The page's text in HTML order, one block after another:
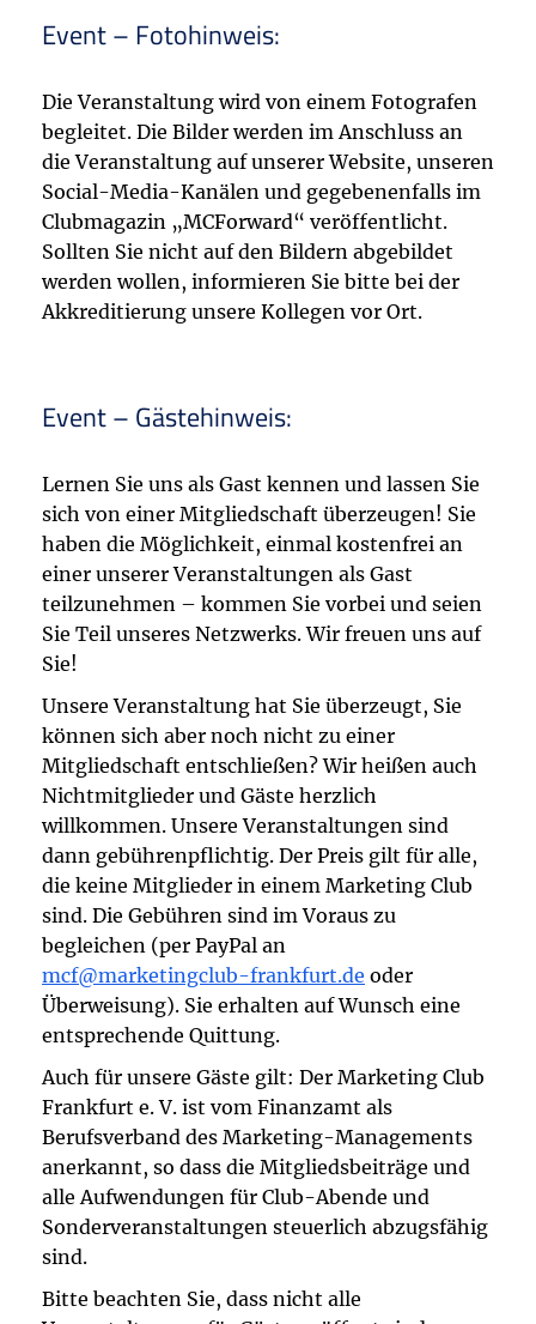
Event – Fotohinweis:
Die Veranstaltung wird von einem Fotografen
begleitet. Die Bilder werden im Anschluss an
die Veranstaltung auf unserer Website, unseren
Social-Media-Kanälen und gegebenenfalls im
Clubmagazin „MCForward“ veröffentlicht.
Sollten Sie nicht auf den Bildern abgebildet
werden wollen, informieren Sie bitte bei der
Akkreditierung unsere Kollegen vor Ort.
Event – Gästehinweis:
Lernen Sie uns als Gast kennen und lassen Sie
sich von einer Mitgliedschaft überzeugen! Sie
haben die Möglichkeit, einmal kostenfrei an
einer unserer Veranstaltungen als Gast
teilzunehmen – kommen Sie vorbei und seien
Sie Teil unseres Netzwerks. Wir freuen uns auf
Sie!
Unsere Veranstaltung hat Sie überzeugt, Sie
können sich aber noch nicht zu einer
Mitgliedschaft entschließen? Wir heißen auch
Nichtmitglieder und Gäste herzlich
willkommen. Unsere Veranstaltungen sind
dann gebührenpflichtig. Der Preis gilt für alle,
die keine Mitglieder in einem Marketing Club
sind. Die Gebühren sind im Voraus zu
begleichen (per PayPal an
mcf@marketingclub-frankfurt.de oder
Überweisung). Sie erhalten auf Wunsch eine
entsprechende Quittung.
Auch für unsere Gäste gilt: Der Marketing Club
Frankfurt e. V. ist vom Finanzamt als
Berufsverband des Marketing-Managements
anerkannt, so dass die Mitgliedsbeiträge und
alle Aufwendungen für Club-Abende und
Sonderveranstaltungen steuerlich abzugsfähig
sind.
Bitte beachten Sie, dass nicht alle